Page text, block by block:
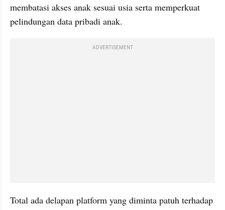
membatasi akses anak sesuai usia serta memperkuat
pelindungan data pribadi anak.
ADVERTISEMENT
Total ada delapan platform yang diminta patuh terhadap